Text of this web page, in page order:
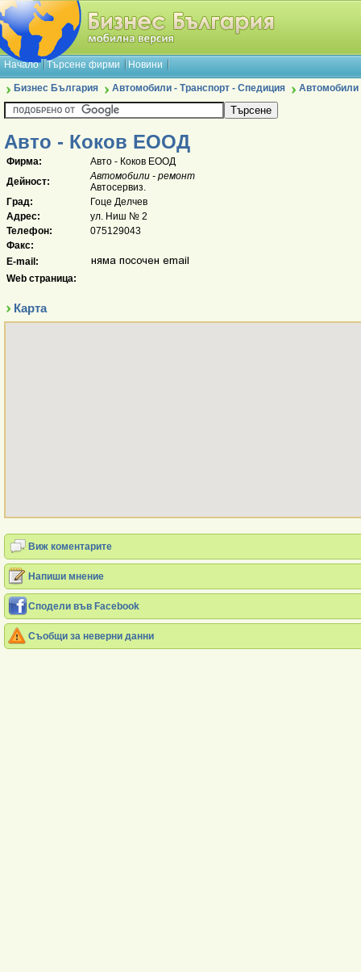
Начало Търсене фирми Новини
Бизнес България Автомобили - Транспорт - Спедиция Автомобили
Авто - Коков ЕООД
Фирма:
Авто - Коков ЕООД
Дейност:
Автомобили - ремонт
Автосервиз.
Град:
Гоце Делчев
Адрес:
ул. Ниш № 2
Телефон:
075129043
Факс:
E-mail:
Web страница:
Карта
Виж коментарите
Напиши мнение
Сподели във Facebook
Съобщи за неверни данни